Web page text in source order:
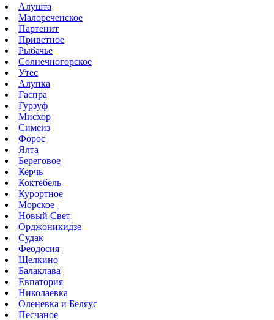
Алушта
Малореченское
Партенит
Приветное
Рыбачье
Солнечногорское
Утес
Алупка
Гаспра
Гурзуф
Мисхор
Симеиз
Форос
Ялта
Береговое
Керчь
Коктебель
Курортное
Морское
Новый Свет
Орджоникидзе
Судак
Феодосия
Щелкино
Балаклава
Евпатория
Николаевка
Оленевка и Беляус
Песчаное